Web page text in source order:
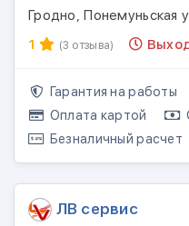
Гродно, Понемуньская
1
(3 отзыва)
Гарантия на работы
Оплата картой
Безналичный расчет
ЛВ сервис